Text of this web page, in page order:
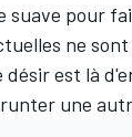
suave pour
ne
désir est là
une